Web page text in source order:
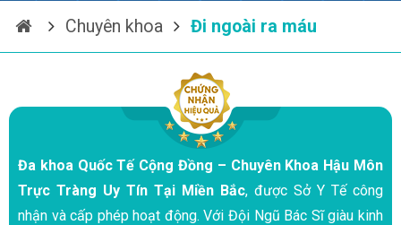
Chuyên khoa Đi ngoài ra máu
Đa khoa Quốc Tế Cộng Đồng – Chuyên Khoa Hậu Môn
Trực Tràng Uy Tín Tại Miền Bắc, được Sở Y Tế công
nhận và cấp phép hoạt động. Với Đội Ngũ Bác Sĩ giàu kinh